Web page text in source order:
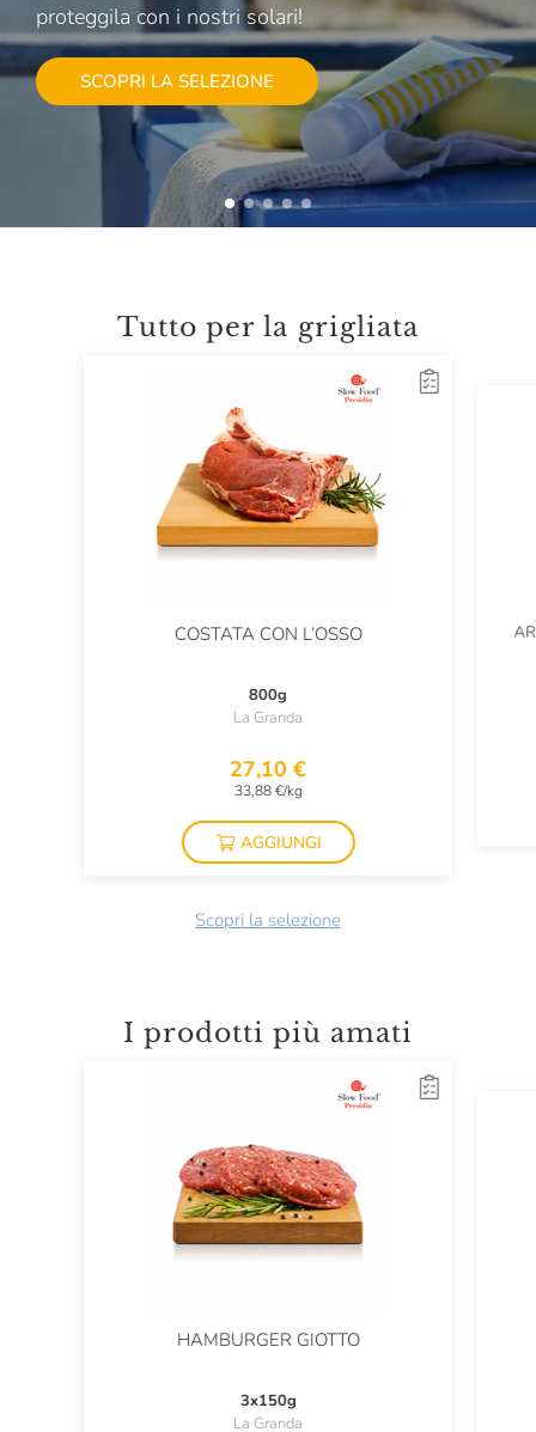
proteggila con i nostri solari!
SCOPRI LA SELEZIONE
Tutto per la grigliata
COSTATA CON L’OSSO
800g
La Granda
27,10 €
33,88 €/kg
AGGIUNGI
Scopri la selezione
I prodotti più amati
HAMBURGER GIOTTO
3x150g
La Granda